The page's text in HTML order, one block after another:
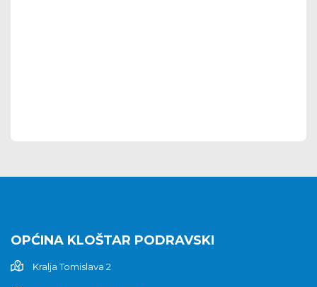
OPĆINA KLOŠTAR PODRAVSKI
Kralja Tomislava 2